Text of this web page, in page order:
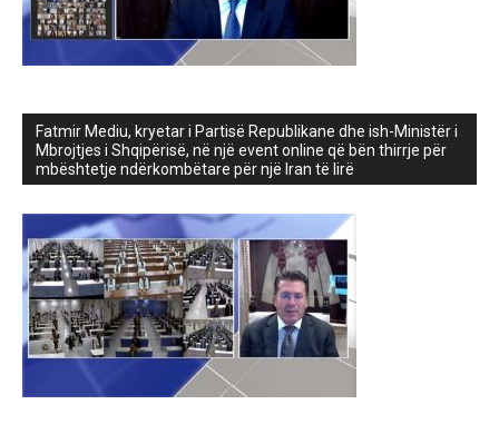
Fatmir Mediu, kryetar i Partisë Republikane dhe ish-Ministër i
Mbrojtjes i Shqipërisë, në një event online që bën thirrje për
mbështetje ndërkombëtare për një Iran të lirë